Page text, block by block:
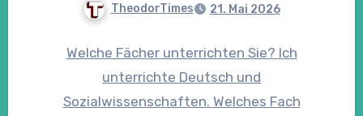
TheodorTimes 21. Mai 2026
Welche Fächer unterrichten Sie? Ich
unterrichte Deutsch und
Sozialwissenschaften. Welches Fach